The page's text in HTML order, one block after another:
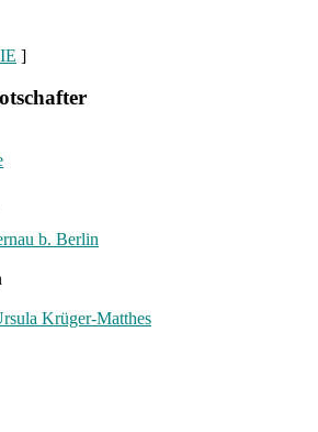
]
b. Berlin
Krüger-Matthes